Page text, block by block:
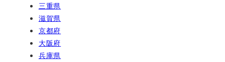
三重県
滋賀県
京都府
大阪府
兵庫県